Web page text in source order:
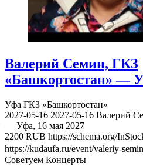
Валерий Семин, ГКЗ
«Башкортостан» —
Уфа ГКЗ «Башкортостан»
2027-05-16 2027-05-16 Валерий
— Уфа, 16 мая 2027
2200 RUB https://schema.org/
https://kudaufa.ru/event/valeriy-
Советуем Концерты